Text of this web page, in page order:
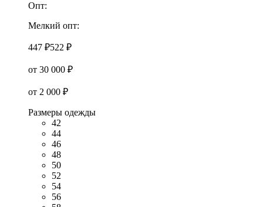
Опт:
Мелкий опт:
447 ₽522 ₽
от 30 000 ₽
от 2 000 ₽
Размеры одежды
42
44
46
48
50
52
54
56